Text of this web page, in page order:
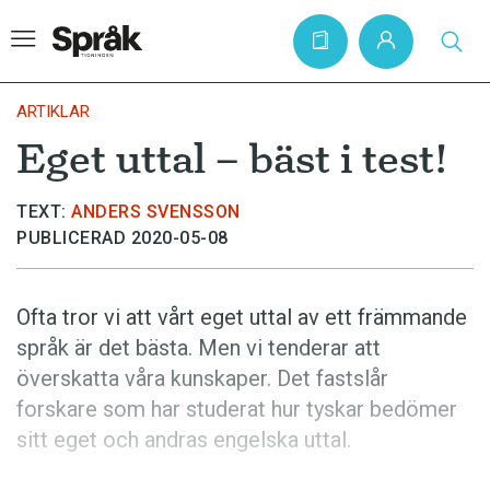
Hem
Artiklar
Skrivtips
Bokrecensioner
Kviss
Podden
ARTIKLAR
Eget uttal – bäst i test!
TEXT: ANDERS SVENSSON
PUBLICERAD 2020-05-08
Ofta tror vi att vårt eget uttal av ett främmande
språk är det bästa. Men vi tenderar att
överskatta våra kunskaper. Det fastslår
forskare som har studerat hur tyskar bedömer
sitt eget och andras engelska uttal.